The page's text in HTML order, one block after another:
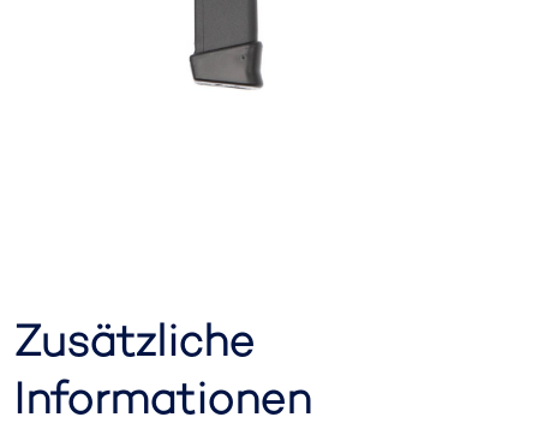
Zusätzliche
Informationen